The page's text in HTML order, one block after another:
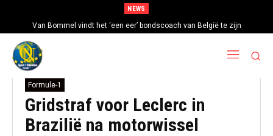
NEWS
Van Bommel vindt het ‘een eer’ bondscoach van België te zijn
Formule-1
Gridstraf voor Leclerc in
Brazilië na motorwissel